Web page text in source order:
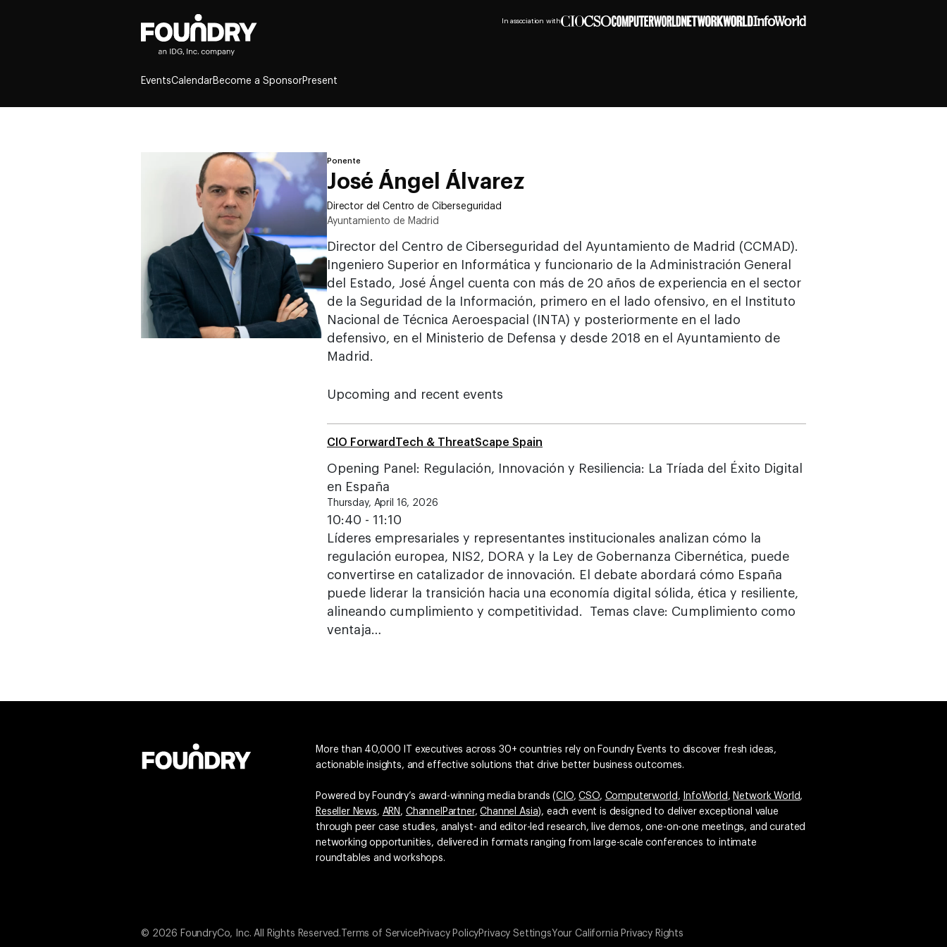
In association with
EventsCalendarBecome a SponsorPresent
Ponente
José Ángel Álvarez
Director del Centro de Ciberseguridad
Ayuntamiento de Madrid
Director del Centro de Ciberseguridad del Ayuntamiento de Madrid (CCMAD).
Ingeniero Superior en Informática y funcionario de la Administración General
del Estado, José Ángel cuenta con más de 20 años de experiencia en el sector
de la Seguridad de la Información, primero en el lado ofensivo, en el Instituto
Nacional de Técnica Aeroespacial (INTA) y posteriormente en el lado
defensivo, en el Ministerio de Defensa y desde 2018 en el Ayuntamiento de
Madrid.
Upcoming and recent events
CIO ForwardTech & ThreatScape Spain
Opening Panel: Regulación, Innovación y Resiliencia: La Tríada del Éxito Digital
en España
Thursday, April 16, 2026
10:40 - 11:10
Líderes empresariales y representantes institucionales analizan cómo la
regulación europea, NIS2, DORA y la Ley de Gobernanza Cibernética, puede
convertirse en catalizador de innovación. El debate abordará cómo España
puede liderar la transición hacia una economía digital sólida, ética y resiliente,
alineando cumplimiento y competitividad. Temas clave: Cumplimiento como
ventaja…
More than 40,000 IT executives across 30+ countries rely on Foundry Events to discover fresh ideas,
actionable insights, and effective solutions that drive better business outcomes.
Powered by Foundry’s award-winning media brands (CIO,CSO, Computerworld , InfoWorld , Network World,
Reseller News, ARN , ChannelPartner,Channel Asia), each event is designed to deliver exceptional value
through peer case studies, analyst- and editor-led research, live demos, one-on-one meetings, and curated
networking opportunities, delivered in formats ranging from large-scale conferences to intimate
roundtables and workshops.
© 2026 FoundryCo, Inc. All Rights Reserved. Terms of Service Privacy PolicyPrivacy SettingsYour California Privacy Rights